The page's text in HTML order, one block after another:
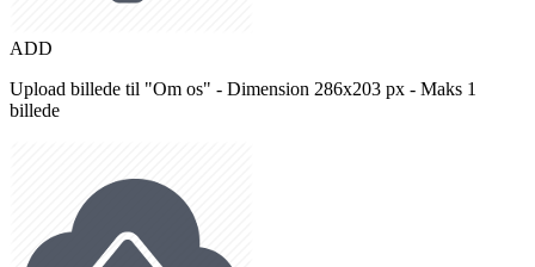
ADD
Upload billede til "Om os" - Dimension 286x203 px - Maks 1
billede